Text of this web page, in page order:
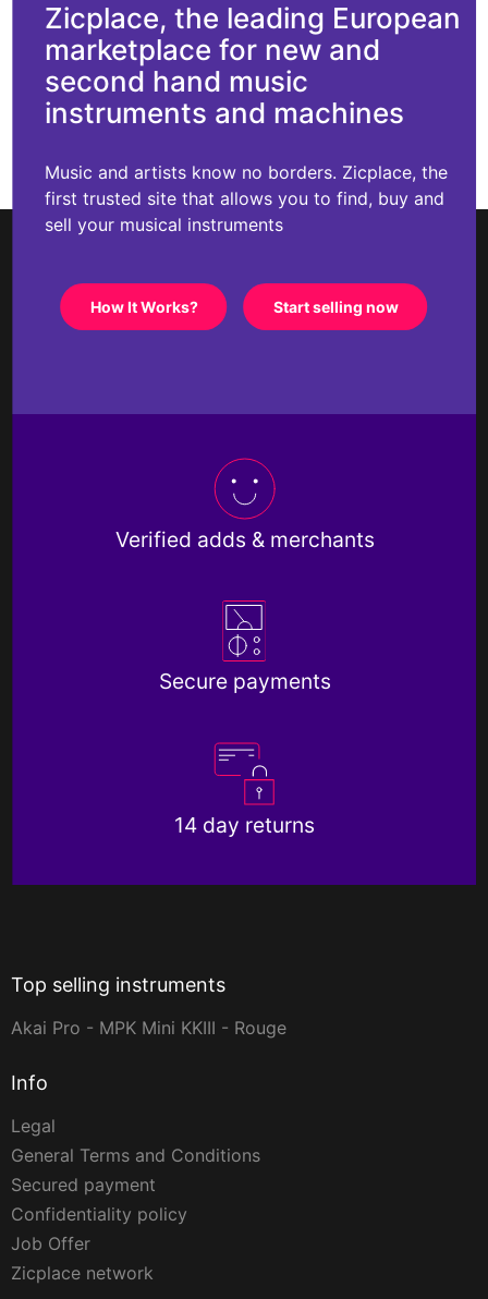
Zicplace, the leading European
marketplace for new and
second hand music
instruments and machines
Music and artists know no borders. Zicplace, the
first trusted site that allows you to find, buy and
sell your musical instruments
How It Works? Start selling now
Verified adds & merchants
Secure payments
14 day returns
Top selling instruments
Akai Pro - MPK Mini KKIII - Rouge
Info
Legal
General Terms and Conditions
Secured payment
Confidentiality policy
Job Offer
Zicplace network